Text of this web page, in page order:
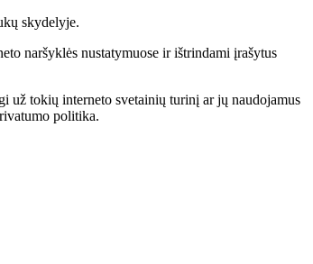
skydelyje.
naršyklės nustatymuose ir ištrindami įrašytus
už tokių interneto svetainių turinį ar jų naudojamus
politika.